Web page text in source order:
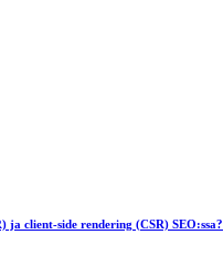
ja client-side rendering (CSR) SEO:ssa?